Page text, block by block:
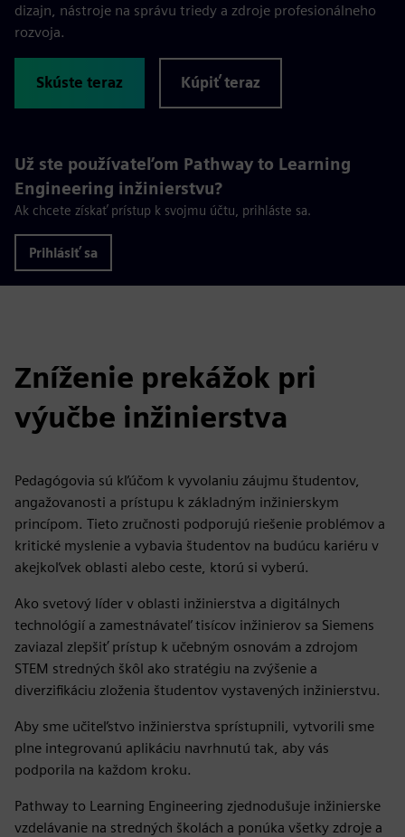
dizajn, nástroje na správu triedy a zdroje profesionálneho
rozvoja.
Skúste teraz Kúpiť teraz
Už ste používateľom Pathway to Learning
Engineering inžinierstvu?
Ak chcete získať prístup k svojmu účtu, prihláste sa.
Prihlásiť sa
Zníženie prekážok pri
výučbe inžinierstva
Pedagógovia sú kľúčom k vyvolaniu záujmu študentov,
angažovanosti a prístupu k základným inžinierskym
princípom. Tieto zručnosti podporujú riešenie problémov a
kritické myslenie a vybavia študentov na budúcu kariéru v
akejkoľvek oblasti alebo ceste, ktorú si vyberú.
Ako svetový líder v oblasti inžinierstva a digitálnych
technológií a zamestnávateľ tisícov inžinierov sa Siemens
zaviazal zlepšiť prístup k učebným osnovám a zdrojom
STEM stredných škôl ako stratégiu na zvýšenie a
diverzifikáciu zloženia študentov vystavených inžinierstvu.
Aby sme učiteľstvo inžinierstva sprístupnili, vytvorili sme
plne integrovanú aplikáciu navrhnutú tak, aby vás
podporila na každom kroku.
Pathway to Learning Engineering zjednodušuje inžinierske
vzdelávanie na stredných školách a ponúka všetky zdroje a